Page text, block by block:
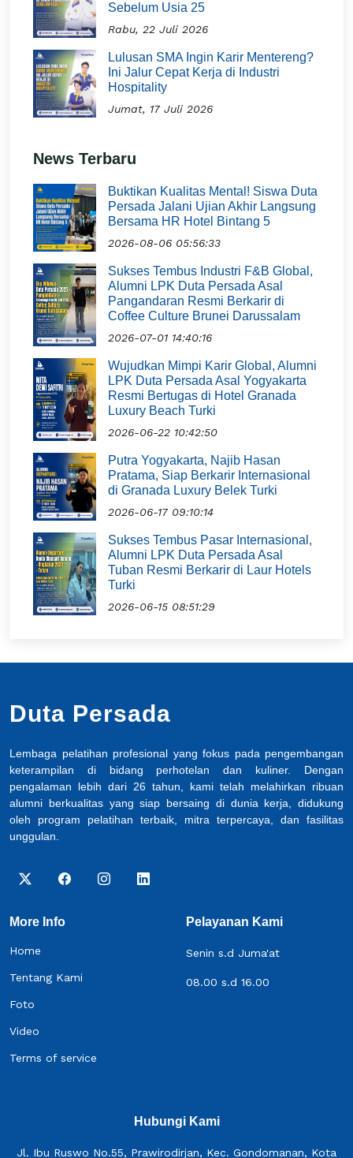
Sebelum Usia 25
Rabu, 22 Juli 2026
Lulusan SMA Ingin Karir Mentereng?
Ini Jalur Cepat Kerja di Industri
Hospitality
Jumat, 17 Juli 2026
News Terbaru
Buktikan Kualitas Mental! Siswa Duta
Persada Jalani Ujian Akhir Langsung
Bersama HR Hotel Bintang 5
2026-08-06 05:56:33
Sukses Tembus Industri F&B Global,
Alumni LPK Duta Persada Asal
Pangandaran Resmi Berkarir di
Coffee Culture Brunei Darussalam
2026-07-01 14:40:16
Wujudkan Mimpi Karir Global, Alumni
LPK Duta Persada Asal Yogyakarta
Resmi Bertugas di Hotel Granada
Luxury Beach Turki
2026-06-22 10:42:50
Putra Yogyakarta, Najib Hasan
Pratama, Siap Berkarir Internasional
di Granada Luxury Belek Turki
2026-06-17 09:10:14
Sukses Tembus Pasar Internasional,
Alumni LPK Duta Persada Asal
Tuban Resmi Berkarir di Laur Hotels
Turki
2026-06-15 08:51:29
Duta Persada
Lembaga pelatihan profesional yang fokus pada pengembangan
keterampilan di bidang perhotelan dan kuliner. Dengan
pengalaman lebih dari 26 tahun, kami telah melahirkan ribuan
alumni berkualitas yang siap bersaing di dunia kerja, didukung
oleh program pelatihan terbaik, mitra terpercaya, dan fasilitas
unggulan.
More Info
Home
Tentang Kami
Foto
Video
Terms of service
Pelayanan Kami
Senin s.d Juma'at
08.00 s.d 16.00
Hubungi Kami
Jl. Ibu Ruswo No.55, Prawirodirjan, Kec. Gondomanan, Kota